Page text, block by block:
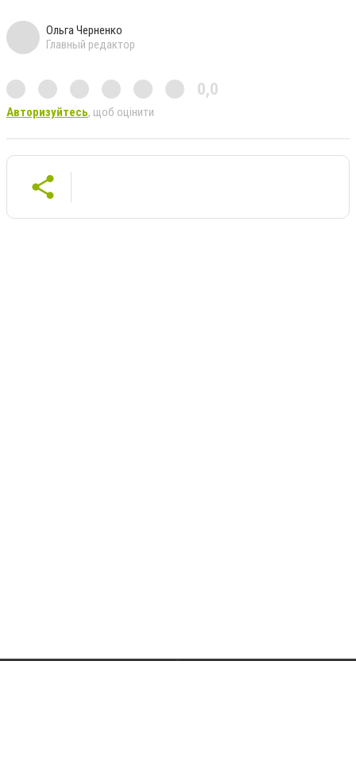
Ольга Черненко
Главный редактор
0,0
Авторизуйтесь, щоб оцінити